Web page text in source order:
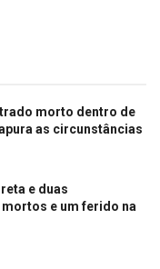
morto dentro de
as circunstâncias
e duas
e um ferido na